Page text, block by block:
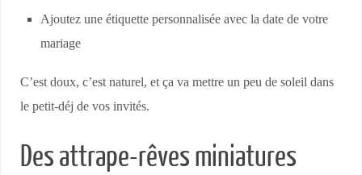
Ajoutez une étiquette personnalisée avec la date de votre
mariage
C’est doux, c’est naturel, et ça va mettre un peu de soleil dans
le petit-déj de vos invités.
Des attrape-rêves miniatures